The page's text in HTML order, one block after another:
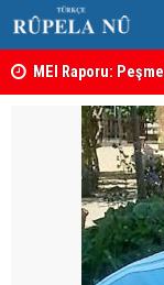
MEI Raporu:
Önemli Güvenlik